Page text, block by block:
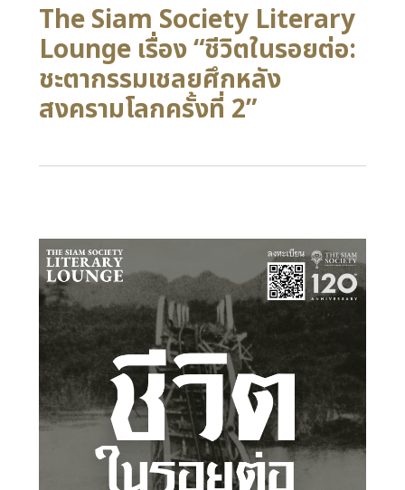
The Siam Society Literary
Lounge เรื่อง “ชีวิตในรอยต่อ:
ชะตากรรมเชลยศึกหลัง
สงครามโลกครั้งที่ 2”